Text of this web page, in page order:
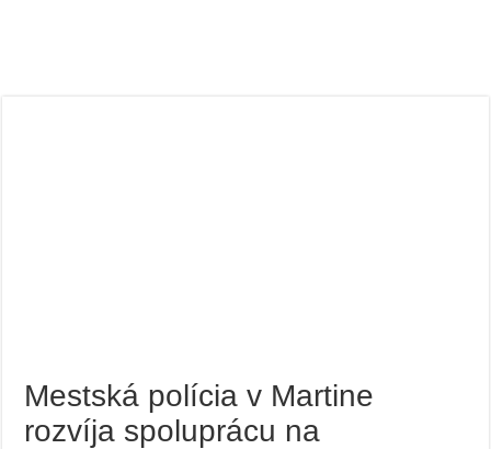
Mestská polícia v Martine
rozvíja spoluprácu na